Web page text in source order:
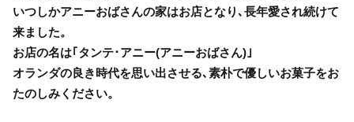
いつしかアニーおばさんの家はお店となり､長年愛され続けて
来ました。
お店の名は｢タンテ･アニー(アニーおばさん)｣
オランダの良き時代を思い出させる､素朴で優しいお菓子をお
たのしみください。